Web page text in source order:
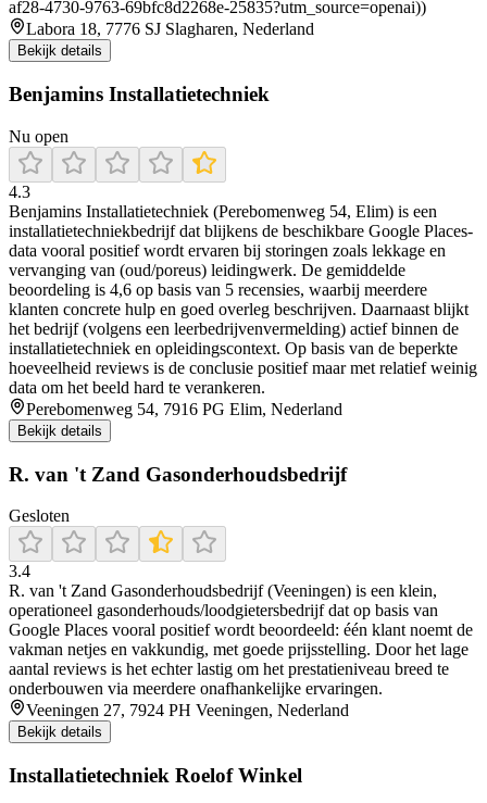
af28-4730-9763-69bfc8d2268e-25835?utm_source=openai))
Labora 18, 7776 SJ Slagharen, Nederland
Bekijk details
Benjamins Installatietechniek
Nu open
4.3
Benjamins Installatietechniek (Perebomenweg 54, Elim) is een
installatietechniekbedrijf dat blijkens de beschikbare Google Places-
data vooral positief wordt ervaren bij storingen zoals lekkage en
vervanging van (oud/poreus) leidingwerk. De gemiddelde
beoordeling is 4,6 op basis van 5 recensies, waarbij meerdere
klanten concrete hulp en goed overleg beschrijven. Daarnaast blijkt
het bedrijf (volgens een leerbedrijvenvermelding) actief binnen de
installatietechniek en opleidingscontext. Op basis van de beperkte
hoeveelheid reviews is de conclusie positief maar met relatief weinig
data om het beeld hard te verankeren.
Perebomenweg 54, 7916 PG Elim, Nederland
Bekijk details
R. van 't Zand Gasonderhoudsbedrijf
Gesloten
3.4
R. van 't Zand Gasonderhoudsbedrijf (Veeningen) is een klein,
operationeel gasonderhouds/loodgietersbedrijf dat op basis van
Google Places vooral positief wordt beoordeeld: één klant noemt de
vakman netjes en vakkundig, met goede prijsstelling. Door het lage
aantal reviews is het echter lastig om het prestatieniveau breed te
onderbouwen via meerdere onafhankelijke ervaringen.
Veeningen 27, 7924 PH Veeningen, Nederland
Bekijk details
Installatietechniek Roelof Winkel